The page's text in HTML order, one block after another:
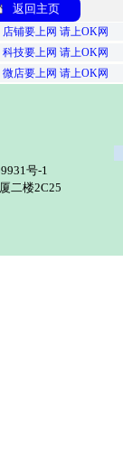
返回主页
店铺要上网 请上OK网
科技要上网 请上OK网
微店要上网 请上OK网
号-1
二楼2C25